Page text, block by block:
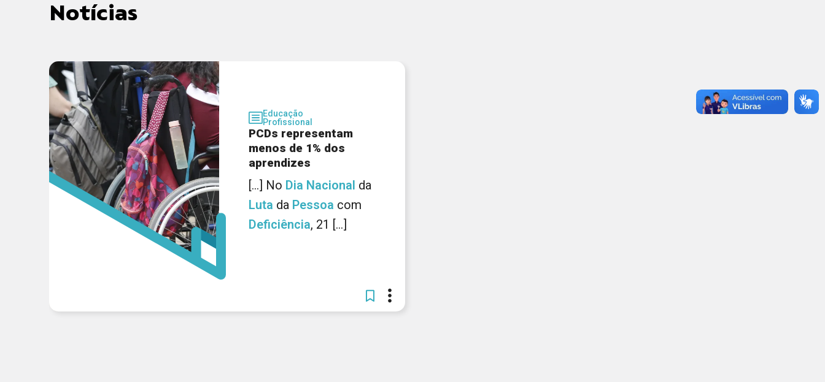
Notícias
Educação
Profissional
PCDs representam
menos de 1% dos
aprendizes
[...] No Dia Nacional da
Luta da Pessoa com
Deficiência, 21 [...]